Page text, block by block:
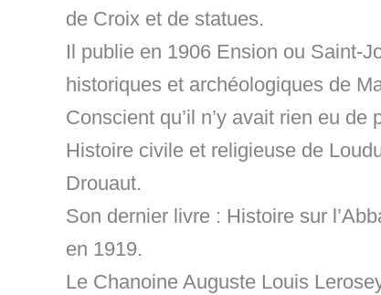
de Croix et de statues.
Il publie en 1906 Ension ou Saint-
historiques et archéologiques de
Conscient qu’il n’y avait rien eu
Histoire civile et religieuse de
Drouaut.
Son dernier livre : Histoire sur
en 1919.
Le Chanoine Auguste Louis